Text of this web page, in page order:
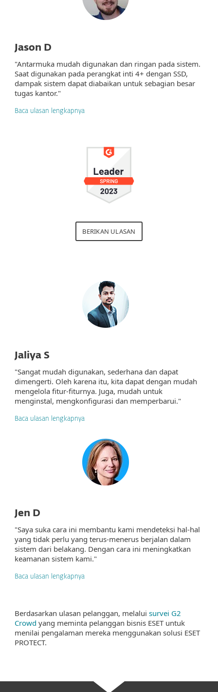
Jason D
"Antarmuka mudah digunakan dan ringan pada sistem.
Saat digunakan pada perangkat inti 4+ dengan SSD,
dampak sistem dapat diabaikan untuk sebagian besar
tugas kantor."
Baca ulasan lengkapnya
BERIKAN ULASAN
Jaliya S
"Sangat mudah digunakan, sederhana dan dapat
dimengerti. Oleh karena itu, kita dapat dengan mudah
mengelola fitur-fiturnya. Juga, mudah untuk
menginstal, mengkonfigurasi dan memperbarui."
Baca ulasan lengkapnya
Jen D
"Saya suka cara ini membantu kami mendeteksi hal-hal
yang tidak perlu yang terus-menerus berjalan dalam
sistem dari belakang. Dengan cara ini meningkatkan
keamanan sistem kami."
Baca ulasan lengkapnya
Berdasarkan ulasan pelanggan, melalui survei G2
Crowd yang meminta pelanggan bisnis ESET untuk
menilai pengalaman mereka menggunakan solusi ESET
PROTECT.